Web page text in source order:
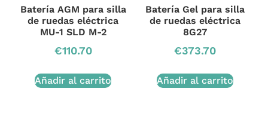
Batería AGM para silla
de ruedas eléctrica
MU-1 SLD M-2
€110.70
Añadir al carrito
Batería Gel para silla
de ruedas eléctrica
8G27
€373.70
Añadir al carrito